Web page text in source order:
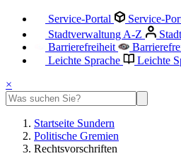
Service-Portal
Service-
Stadtverwaltung A-Z
Barrierefreiheit
Leichte Sprache
Leichte
×
Startseite Sundern
Politische Gremien
Rechtsvorschriften